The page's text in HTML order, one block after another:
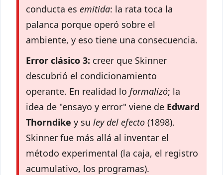
conducta es emitida: la rata toca la
palanca porque operó sobre el
ambiente, y eso tiene una consecuencia.
Error clásico 3: creer que Skinner
descubrió el condicionamiento
operante. En realidad lo formalizó; la
idea de "ensayo y error" viene de Edward
Thorndike y su ley del efecto (1898).
Skinner fue más allá al inventar el
método experimental (la caja, el registro
acumulativo, los programas).